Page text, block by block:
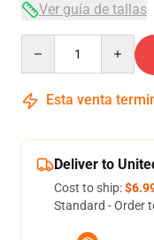
Ver guía de tallas
Esta venta
Deliver to
Cost to ship:
Standard - Order